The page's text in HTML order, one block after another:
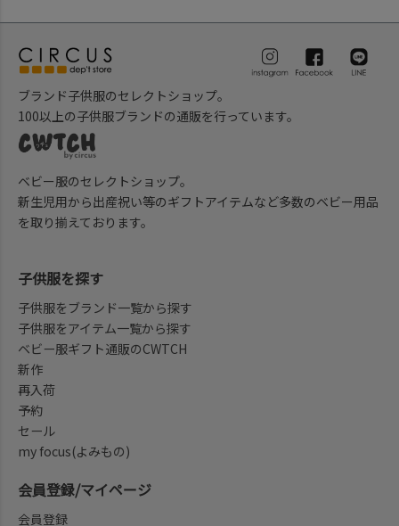
ブランド子供服のセレクトショップ。
100以上の子供服ブランドの通販を行っています。
ベビー服のセレクトショップ。
新生児用から出産祝い等のギフトアイテムなど多数のベビー用品
を取り揃えております。
子供服を探す
子供服をブランド一覧から探す
子供服をアイテム一覧から探す
ベビー服ギフト通販のCWTCH
新作
再入荷
予約
セール
my focus(よみもの)
会員登録/マイページ
会員登録